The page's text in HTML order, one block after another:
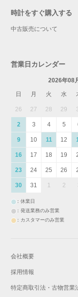
時計をすぐ購入する
中古販売について
営業日カレンダー
2026年08
日
月 火 水
26 27 28 29
2 3 4 5
9 10 11 12
16 17 18 19
23 24 25 26
30 31 1 2
：休業日
：発送業務のみ営業
：カスタマーのみ営業
会社概要
採用情報
特定商取引法・古物営業